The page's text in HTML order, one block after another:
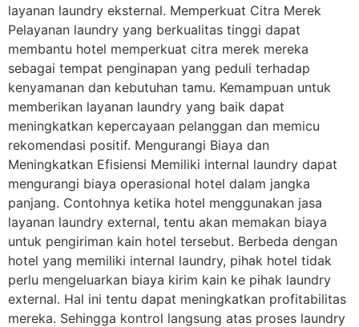
layanan laundry eksternal. Memperkuat Citra Merek
Pelayanan laundry yang berkualitas tinggi dapat
membantu hotel memperkuat citra merek mereka
sebagai tempat penginapan yang peduli terhadap
kenyamanan dan kebutuhan tamu. Kemampuan untuk
memberikan layanan laundry yang baik dapat
meningkatkan kepercayaan pelanggan dan memicu
rekomendasi positif. Mengurangi Biaya dan
Meningkatkan Efisiensi Memiliki internal laundry dapat
mengurangi biaya operasional hotel dalam jangka
panjang. Contohnya ketika hotel menggunakan jasa
layanan laundry external, tentu akan memakan biaya
untuk pengiriman kain hotel tersebut. Berbeda dengan
hotel yang memiliki internal laundry, pihak hotel tidak
perlu mengeluarkan biaya kirim kain ke pihak laundry
external. Hal ini tentu dapat meningkatkan profitabilitas
mereka. Sehingga kontrol langsung atas proses laundry